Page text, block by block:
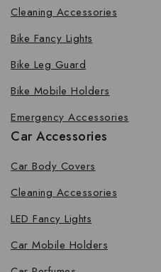
Cleaning Accessories
Bike Fancy Lights
Bike Leg Guard
Bike Mobile Holders
Emergency Accessories
Car Accessories
Car Body Covers
Cleaning Accessories
LED Fancy Lights
Car Mobile Holders